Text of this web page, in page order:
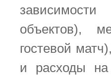
объектов),
гостевой
и расходы на